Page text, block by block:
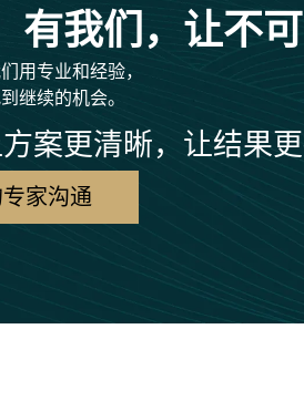
有我们，让不
用专业和经验，
继续的机会。
案更清晰，让结果更
家沟通